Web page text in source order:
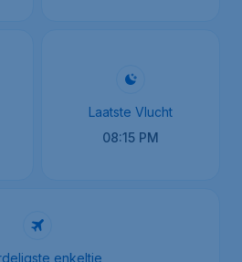
Laatste Vlucht
08:15 PM
enkeltje